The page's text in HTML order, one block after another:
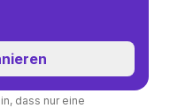
dass nur eine